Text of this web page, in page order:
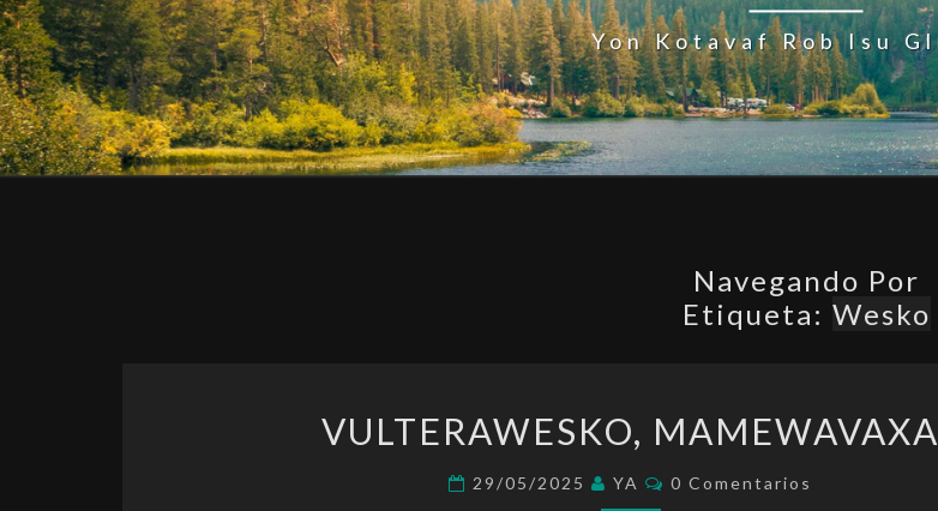
Yon Kotavaf Rob Isu
Navegando Por
Etiqueta: Wesko
MAMEWAVAXA
VULTERAWESKO, MAMEWAVAXA
29/05/2025 YA Comentarios
0 Comentarios